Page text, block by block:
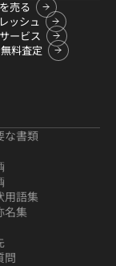
売る
ッシュ
ービス
料査定
な書類
用語集
名集
問